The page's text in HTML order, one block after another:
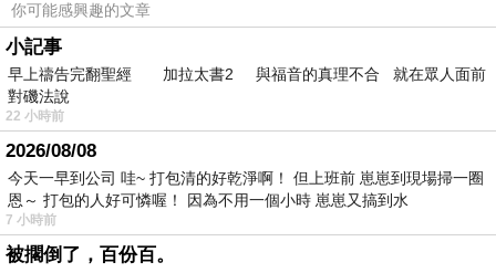
首先看Menu，裡面一翻開就是定食...嗯，一時有
點眼花撩亂做不了決定．
不過這張超大張照片看起來，這道菜是主廚推薦
吧？
比對了一下右邊的菜色，這是：
你可能感興趣的文章
小記事
早上禱告完翻聖經 加拉太書2 與福音的真理不合 就在眾人面前
對磯法說
22 小時前
2026/08/08
今天一早到公司 哇~ 打包清的好乾淨啊！ 但上班前 崽崽到現場掃一圈
恩～ 打包的人好可憐喔！ 因為不用一個小時 崽崽又搞到水
7 小時前
被擱倒了，百份百。